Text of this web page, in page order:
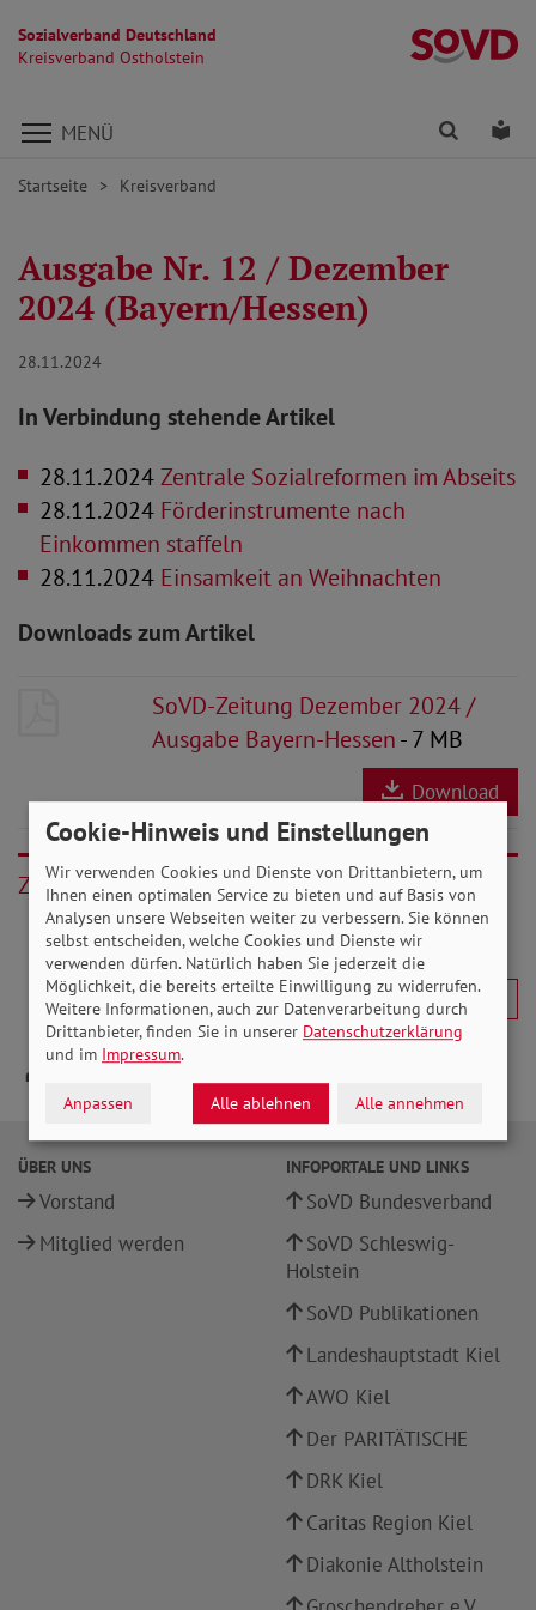
Sozialverband Deutschland
Kreisverband Ostholstein
Direkt zu den Inhalten springen
MENÜ Finden
Startseite Kreisverband
Ausgabe Nr. 12 / Dezember
2024 (Bayern/Hessen)
28.11.2024
In Verbindung stehende Artikel
28.11.2024Zentrale Sozialreformen im Abseits
28.11.2024 Förderinstrumente nach
Einkommen staffeln
28.11.2024 Einsamkeit an Weihnachten
Downloads zum Artikel
SoVD-Zeitung Dezember 2024 /
Ausgabe Bayern-Hessen- 7 MB
Download
Zurück
ÜBER UNS
Vorstand
Mitglied werden
INFOPORTALE UND LINKS
SoVD Bundesverband
SoVD Schleswig-
Holstein
SoVD Publikationen
Landeshauptstadt Kiel
AWO Kiel
Der PARITÄTISCHE
DRK Kiel
Caritas Region Kiel
Diakonie Altholstein
Cookie-Hinweis und Einstellungen
Wir verwenden Cookies und Dienste von Drittanbietern, um
Ihnen einen optimalen Service zu bieten und auf Basis von
Analysen unsere Webseiten weiter zu verbessern. Sie können
selbst entscheiden, welche Cookies und Dienste wir
verwenden dürfen. Natürlich haben Sie jederzeit die
Möglichkeit, die bereits erteilte Einwilligung zu widerrufen.
Weitere Informationen, auch zur Datenverarbeitung durch
Drittanbieter, finden Sie in unserer Datenschutzerklärung
und im Impressum.
Anpassen Alle ablehnen Alle annehmen